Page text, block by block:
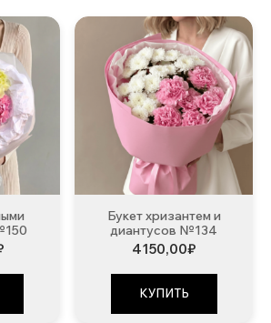
Букет хризантем и
диантусов №134
4150,00₽
КУПИТЬ